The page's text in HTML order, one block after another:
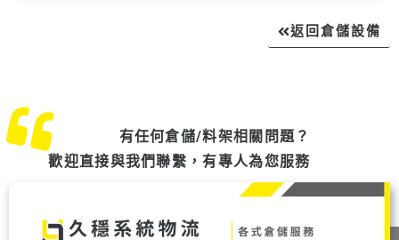
返回倉儲設備
有任何倉儲/料架相關問題？
歡迎直接與我們聯繫，有專人為您服務